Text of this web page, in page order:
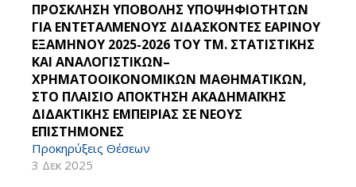
ΠΡΟΣΚΛΗΣΗ ΥΠΟΒΟΛΗΣ ΥΠΟΨΗΦΙΟΤΗΤΩΝ
ΓΙΑ ΕΝΤΕΤΑΛΜΕΝΟΥΣ ΔΙΔΑΣΚΟΝΤΕΣ ΕΑΡΙΝΟΥ
ΕΞΑΜΗΝΟΥ 2025-2026 ΤΟΥ ΤΜ. ΣΤΑΤΙΣΤΙΚΗΣ
ΚΑΙ ΑΝΑΛΟΓΙΣΤΙΚΩΝ–
ΧΡΗΜΑΤΟΟΙΚΟΝΟΜΙΚΩΝ ΜΑΘΗΜΑΤΙΚΩΝ,
ΣΤΟ ΠΛΑΙΣΙΟ ΑΠΟΚΤΗΣΗ ΑΚΑΔΗΜΑΪΚΗΣ
ΔΙΔΑΚΤΙΚΗΣ ΕΜΠΕΙΡΙΑΣ ΣΕ ΝΕΟΥΣ
ΕΠΙΣΤΗΜΟΝΕΣ
Προκηρύξεις Θέσεων
3 Δεκ 2025